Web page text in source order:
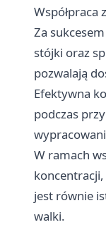
Współpraca
Za
stójki oraz
pozwalają
Efektywna
podczas
W ramach
jest równie
walki.